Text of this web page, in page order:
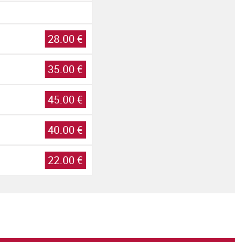
28.00 €
35.00 €
45.00 €
40.00 €
22.00 €